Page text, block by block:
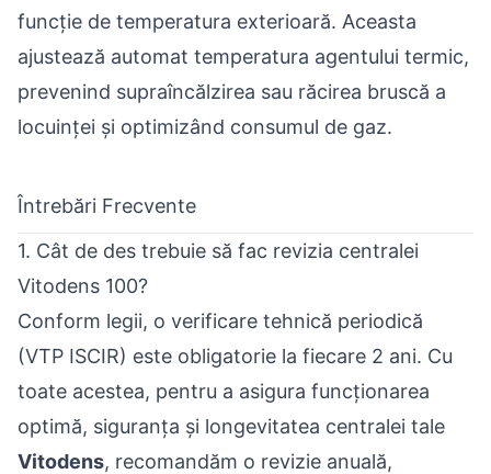
funcție de temperatura exterioară. Aceasta
ajustează automat temperatura agentului termic,
prevenind supraîncălzirea sau răcirea bruscă a
locuinței și optimizând consumul de gaz.
Întrebări Frecvente
1. Cât de des trebuie să fac revizia centralei
Vitodens 100?
Conform legii, o verificare tehnică periodică
(VTP ISCIR) este obligatorie la fiecare 2 ani. Cu
toate acestea, pentru a asigura funcționarea
optimă, siguranța și longevitatea centralei tale
Vitodens, recomandăm o revizie anuală,